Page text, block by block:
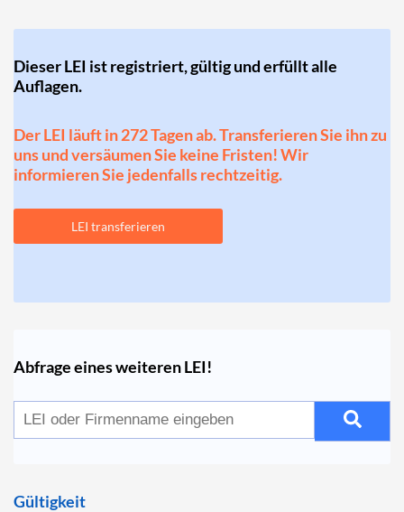
Dieser LEI ist registriert, gültig und erfüllt alle
Auflagen.
Der LEI läuft in 272 Tagen ab. Transferieren Sie ihn zu
uns und versäumen Sie keine Fristen! Wir
informieren Sie jedenfalls rechtzeitig.
LEI transferieren
Abfrage eines weiteren LEI!
Gültigkeit